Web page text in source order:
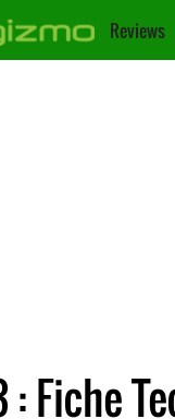
Reviews
Fiche